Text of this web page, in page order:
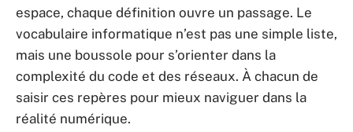
espace, chaque définition ouvre un passage. Le
vocabulaire informatique n’est pas une simple liste,
mais une boussole pour s’orienter dans la
complexité du code et des réseaux. À chacun de
saisir ces repères pour mieux naviguer dans la
réalité numérique.